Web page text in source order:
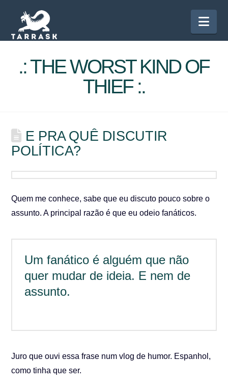
.: THE WORST KIND OF
THIEF :.
E PRA QUÊ DISCUTIR
POLÍTICA?
Quem me conhece, sabe que eu discuto pouco sobre o
assunto. A principal razão é que eu odeio fanáticos.
Um fanático é alguém que não
quer mudar de ideia. E nem de
assunto.
Juro que ouvi essa frase num vlog de humor. Espanhol,
como tinha que ser.